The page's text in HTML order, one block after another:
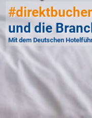
und die
Mit dem Deutschen